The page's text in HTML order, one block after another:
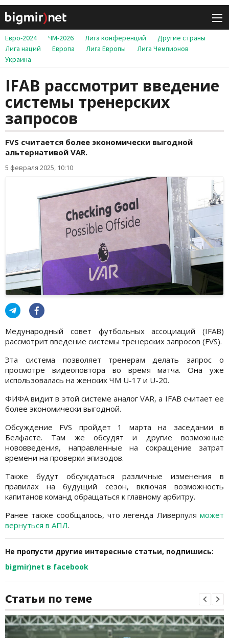
Евро-2024 ЧМ-2026 Лига конференций
Другие страны
Лига наций
Европа Лига Европы
Лига Чемпионов
Украина
IFAB рассмотрит введение
системы тренерских
запросов
FVS считается более экономически выгодной
альтернативой VAR.
5 февраля 2025, 10:10
Медународный совет футбольных ассоциаций (IFAB)
рассмотрит введение системы тренерских запросов (FVS).
Эта система позволяет тренерам делать запрос о
просмотре видеоповтора во время матча. Она уже
использовалась на женских ЧМ U-17 и U-20.
ФИФА видит в этой системе аналог VAR, а IFAB считает ее
более экономически выгодной.
Обсуждение FVS пройдет 1 марта на заседании в
Белфасте. Там же обсудят и другие возможные
нововведения, направленные на сокращение затрат
времени на проверки эпизодов.
Также будут обсуждаться различные изменения в
правилах на будущий сезон, включая возможность
капитанов команд обращаться к главному арбитру.
Ранее также сообщалось, что легенда Ливерпуля может
вернуться в АПЛ.
Не пропусти другие интересные статьи, подпишись:
bigmir)net в facebook
Статьи по теме